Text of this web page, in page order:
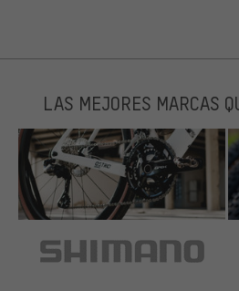
LAS MEJORES MARCAS